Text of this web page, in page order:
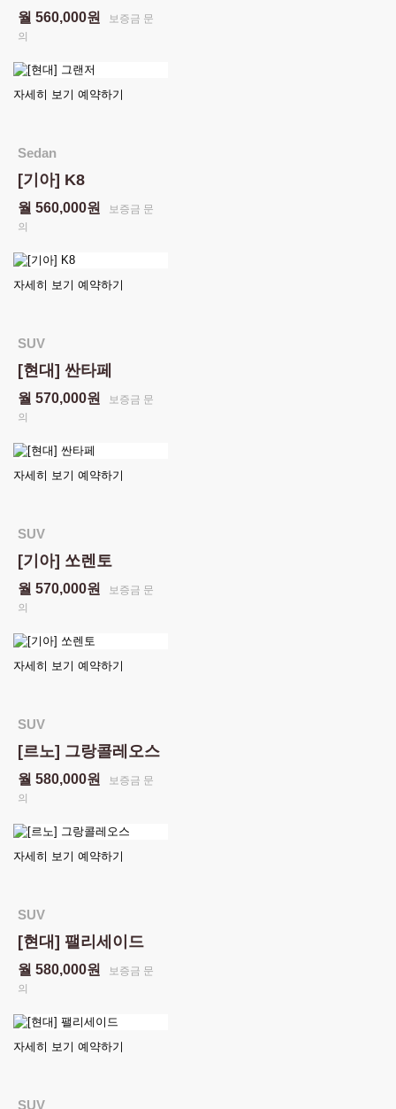
월 560,000원
보증금 문
의
자세히 보기 예약하기
Sedan
[기아] K8
월 560,000원
보증금 문
의
자세히 보기 예약하기
SUV
[현대] 싼타페
월 570,000원
보증금 문
의
자세히 보기 예약하기
SUV
[기아] 쏘렌토
월 570,000원
보증금 문
의
자세히 보기 예약하기
SUV
[르노] 그랑콜레오스
월 580,000원
보증금 문
의
자세히 보기 예약하기
SUV
[현대] 팰리세이드
월 580,000원
보증금 문
의
자세히 보기 예약하기
SUV